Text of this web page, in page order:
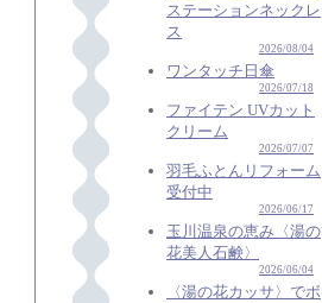
ステーションネックレ
ス
2026/08/04
ワンタッチ日傘
2026/07/18
ファイテン UVカット
クリーム
2026/07/07
羽毛ふとんリフォーム
受付中
2026/06/17
玉川温泉の恵み〈湯の
花美人石鹸〉
2026/06/04
〈湯の花カッサ〉でボ